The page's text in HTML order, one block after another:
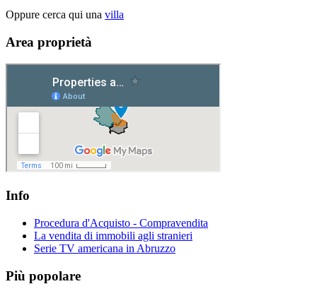
Oppure cerca qui una villa
Area proprietà
Info
Procedura d'Acquisto - Compravendita
La vendita di immobili agli stranieri
Serie TV americana in Abruzzo
Più popolare